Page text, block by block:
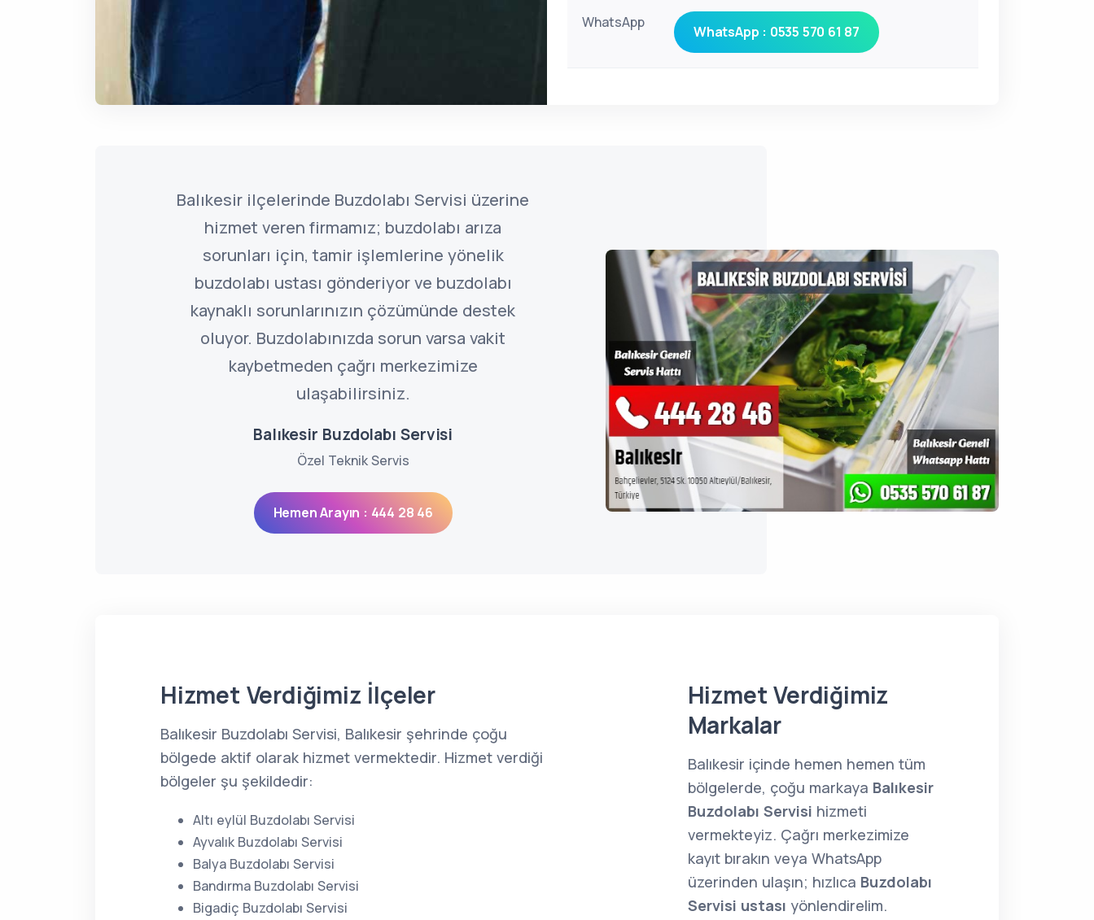
WhatsApp
WhatsApp : 0535 570 61 87
Balıkesir ilçelerinde Buzdolabı Servisi üzerine
hizmet veren firmamız; buzdolabı arıza
sorunları için, tamir işlemlerine yönelik
buzdolabı ustası gönderiyor ve buzdolabı
kaynaklı sorunlarınızın çözümünde destek
oluyor. Buzdolabınızda sorun varsa vakit
kaybetmeden çağrı merkezimize
ulaşabilirsiniz.
Balıkesir Buzdolabı Servisi
Özel Teknik Servis
Hemen Arayın : 444 28 46
Hizmet Verdiğimiz İlçeler
Balıkesir Buzdolabı Servisi, Balıkesir şehrinde çoğu
bölgede aktif olarak hizmet vermektedir. Hizmet verdiği
bölgeler şu şekildedir:
Altı eylül Buzdolabı Servisi
Ayvalık Buzdolabı Servisi
Balya Buzdolabı Servisi
Bandırma Buzdolabı Servisi
Bigadiç Buzdolabı Servisi
Hizmet Verdiğimiz
Markalar
Balıkesir içinde hemen hemen tüm
bölgelerde, çoğu markaya Balıkesir
Buzdolabı Servisi hizmeti
vermekteyiz. Çağrı merkezimize
kayıt bırakın veya WhatsApp
üzerinden ulaşın; hızlıca Buzdolabı
Servisi ustası yönlendirelim.